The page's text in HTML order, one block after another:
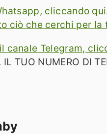
cliccando
ciò che cerchi per la
il canale Telegram,
TUO NUMERO DI